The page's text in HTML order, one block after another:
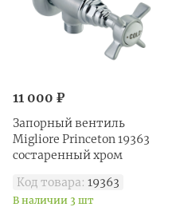
11 000 ₽
Запорный вентиль
Migliore Princeton 19363
состаренный хром
Код товара: 19363
В наличии 3 шт